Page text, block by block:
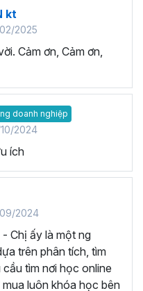
này bạn có thể làm chủ
cao, từ đó tối ưu hóa
các tác vụ lặp đi lặp lại.
tăng hiệu suất làm việc
trở thành người thành
thế rất lớn khi ứng tuyển
Excel ngay tại nhà thay
văn phòng hay lớp
bạn có thể chinh phục
công việc hiệu quả như
kt
2025
Cảm ơn, Cảm ơn,
doanh nghiệp
2024
ích
2024
- Chị ấy là một ng
trên phân tích, tìm
tìm nơi học online
luôn khóa học bên